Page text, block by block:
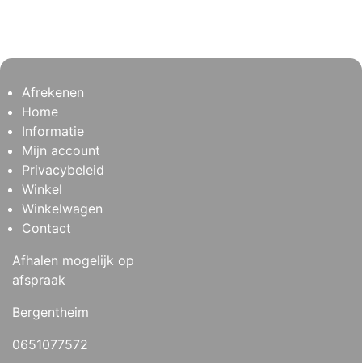
Afrekenen
Home
Informatie
Mijn account
Privacybeleid
Winkel
Winkelwagen
Contact
Afhalen mogelijk op
afspraak
Bergentheim
0651077572